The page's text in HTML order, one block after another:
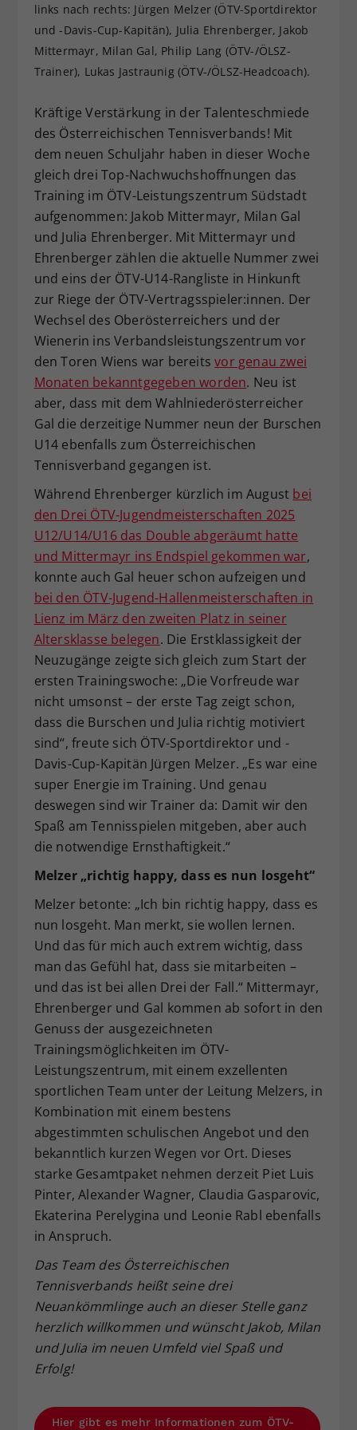
links nach rechts: Jürgen Melzer (ÖTV-Sportdirektor
und -Davis-Cup-Kapitän), Julia Ehrenberger, Jakob
Mittermayr, Milan Gal, Philip Lang (ÖTV-/ÖLSZ-
Trainer), Lukas Jastraunig (ÖTV-/ÖLSZ-Headcoach).
Kräftige Verstärkung in der Talenteschmiede
des Österreichischen Tennisverbands! Mit
dem neuen Schuljahr haben in dieser Woche
gleich drei Top-Nachwuchshoffnungen das
Training im ÖTV-Leistungszentrum Südstadt
aufgenommen: Jakob Mittermayr, Milan Gal
und Julia Ehrenberger. Mit Mittermayr und
Ehrenberger zählen die aktuelle Nummer zwei
und eins der ÖTV-U14-Rangliste in Hinkunft
zur Riege der ÖTV-Vertragsspieler:innen. Der
Wechsel des Oberösterreichers und der
Wienerin ins Verbandsleistungszentrum vor
den Toren Wiens war bereitsvor genau zwei
Monaten bekanntgegeben worden. Neu ist
aber, dass mit dem Wahlniederösterreicher
Gal die derzeitige Nummer neun der Burschen
U14 ebenfalls zum Österreichischen
Tennisverband gegangen ist.
Während Ehrenberger kürzlich im August bei
den Drei ÖTV-Jugendmeisterschaften 2025
U12/U14/U16 das Double abgeräumt hatte
und Mittermayr ins Endspiel gekommen war,
konnte auch Gal heuer schon aufzeigen und
bei den ÖTV-Jugend-Hallenmeisterschaften in
Lienz im März den zweiten Platz in seiner
Altersklasse belegen. Die Erstklassigkeit der
Neuzugänge zeigte sich gleich zum Start der
ersten Trainingswoche: „Die Vorfreude war
nicht umsonst – der erste Tag zeigt schon,
dass die Burschen und Julia richtig motiviert
sind“, freute sich ÖTV-Sportdirektor und -
Davis-Cup-Kapitän Jürgen Melzer. „Es war eine
super Energie im Training. Und genau
deswegen sind wir Trainer da: Damit wir den
Spaß am Tennisspielen mitgeben, aber auch
die notwendige Ernsthaftigkeit.“
Melzer „richtig happy, dass es nun losgeht“
Melzer betonte: „Ich bin richtig happy, dass es
nun losgeht. Man merkt, sie wollen lernen.
Und das für mich auch extrem wichtig, dass
man das Gefühl hat, dass sie mitarbeiten –
und das ist bei allen Drei der Fall.“ Mittermayr,
Ehrenberger und Gal kommen ab sofort in den
Genuss der ausgezeichneten
Trainingsmöglichkeiten im ÖTV-
Leistungszentrum, mit einem exzellenten
sportlichen Team unter der Leitung Melzers, in
Kombination mit einem bestens
abgestimmten schulischen Angebot und den
bekanntlich kurzen Wegen vor Ort. Dieses
starke Gesamtpaket nehmen derzeit Piet Luis
Pinter, Alexander Wagner, Claudia Gasparovic,
Ekaterina Perelygina und Leonie Rabl ebenfalls
in Anspruch.
Das Team des Österreichischen
Tennisverbands heißt seine drei
Neuankömmlinge auch an dieser Stelle ganz
herzlich willkommen und wünscht Jakob, Milan
und Julia im neuen Umfeld viel Spaß und
Erfolg!
Hier gibt es mehr Informationen zum ÖTV-
Zweck
Dieser Wert speichert Ihre Consent-
Einstellungen. Unter anderem eine
zufällig generierte ID, für die
historische Speicherung Ihrer
Webseiten-Betreiber dies eingestellt
hat.